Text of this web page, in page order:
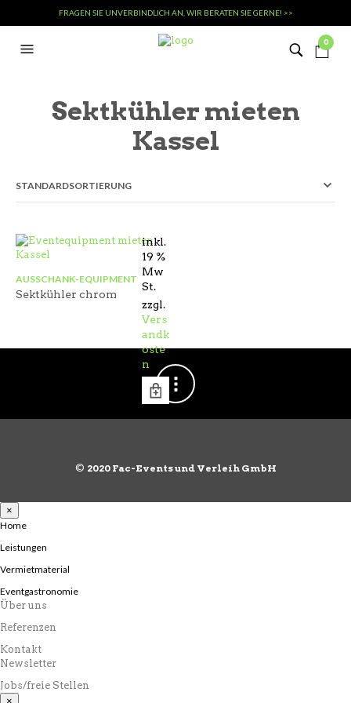
FRAGEN SIE UNVERBINDLICH AN, WIR BERATEN SIE GERNE! >>
0
Sektkühler mieten
Kassel
inkl.
19 %
Mw
St.
zzgl.
Vers
andk
oste
n
AUSSCHANK-EQUIPMENT
Sektkühler chrom
© 2020 Fac-Events und Verleih GmbH
×
Home
Leistungen
Vermietmaterial
Eventgastronomie
Über uns
Referenzen
Kontakt
Newsletter
Jobs/freie Stellen